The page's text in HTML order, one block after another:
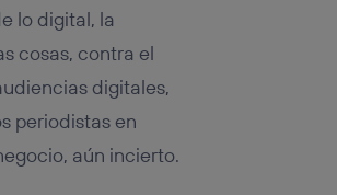
lo digital, la
cosas, contra el
digitales,
periodistas en
aún incierto.